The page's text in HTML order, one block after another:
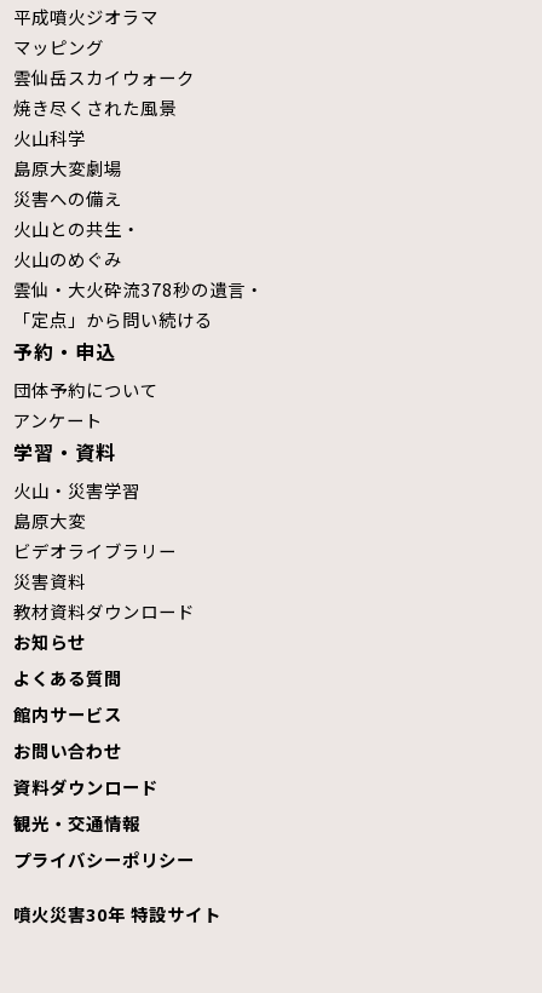
平成噴火ジオラマ
マッピング
雲仙岳スカイウォーク
焼き尽くされた風景
火山科学
島原大変劇場
災害への備え
火山との共生・
火山のめぐみ
雲仙・大火砕流378秒の遺言・
「定点」から問い続ける
予約・申込
団体予約について
アンケート
学習・資料
火山・災害学習
島原大変
ビデオライブラリー
災害資料
教材資料ダウンロード
お知らせ
よくある質問
館内サービス
お問い合わせ
資料ダウンロード
観光・交通情報
プライバシーポリシー
噴火災害30年 特設サイト